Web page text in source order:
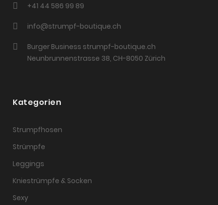
+41 44 586 99 89
info@strumpf-boutique.ch
Burger Business strumpf-boutique.ch
Neunbrunnenstrasse 38, CH-8050 Zürich
Kategorien
Strumpfhosen
Strümpfe
Leggings
Kniestrümpfe & Socken
Sexy